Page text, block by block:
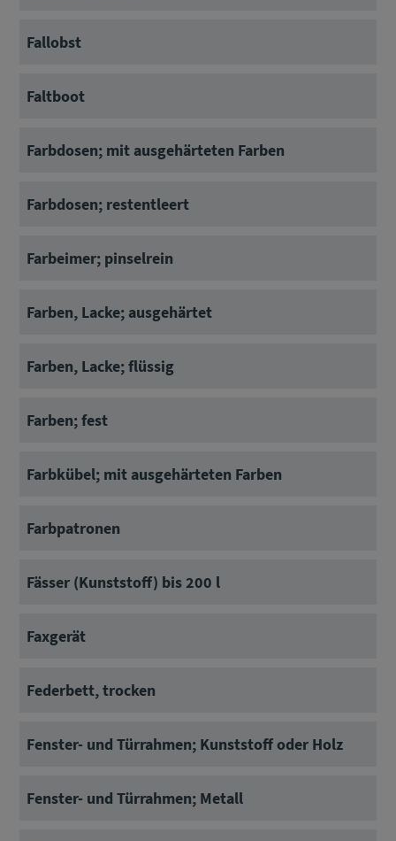
Fallobst
Faltboot
Farbdosen; mit ausgehärteten Farben
Farbdosen; restentleert
Farbeimer; pinselrein
Farben, Lacke; ausgehärtet
Farben, Lacke; flüssig
Farben; fest
Farbkübel; mit ausgehärteten Farben
Farbpatronen
Fässer (Kunststoff) bis 200 l
Faxgerät
Federbett, trocken
Fenster- und Türrahmen; Kunststoff oder Holz
Fenster- und Türrahmen; Metall